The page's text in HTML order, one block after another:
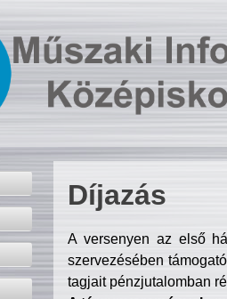
Díjazás
A versenyen az első
szervezésében
tagjait pénzjutalomban